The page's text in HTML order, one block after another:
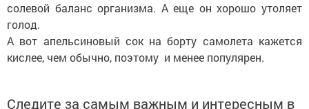
солевой баланс организма. А еще он хорошо утоляет
голод.
А вот апельсиновый сок на борту самолета кажется
кислее, чем обычно, поэтому и менее популярен.
Следите за самым важным и интересным в